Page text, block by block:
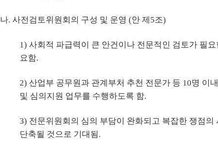
나. 사전검토위원회의 구성 및 운영 (안 제5조)
1) 사회적 파급력이 큰 안건이나 전문적인 검토가 필
요함.
2) 산업부 공무원과 관계부처 추천 전문가 등 10명 이
및 심의지원 업무를 수행하도록 함.
3) 전문위원회의 심의 부담이 완화되고 복잡한 쟁점
단축될 것으로 기대됨.